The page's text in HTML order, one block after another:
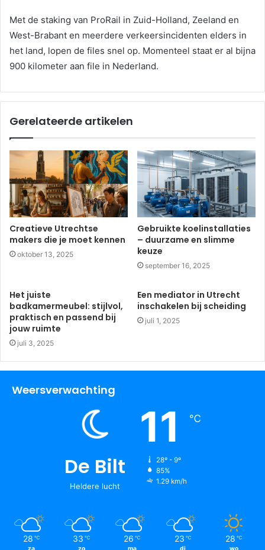
Met de staking van ProRail in Zuid-Holland, Zeeland en
West-Brabant en meerdere verkeersincidenten elders in
het land, lopen de files snel op. Momenteel staat er al bijna
900 kilometer aan file in Nederland.
Gerelateerde artikelen
Creatieve Utrechtse
makers die je moet kennen
oktober 13, 2025
Gebruikte koelinstallaties
– duurzame en slimme
keuze
september 16, 2025
Het juiste
badkamermeubel: stijlvol,
praktisch en passend bij
jouw ruimte
juli 3, 2025
Een mediator in Utrecht
inschakelen bij scheiding
juli 1, 2025
Weersverwachting
De Bilt
Heldere lucht
11 ℃
28º - 9º
85%
1.29 km/h
28 ℃
za
33 ℃
zo
26 ℃
ma
23 ℃
di
28 ℃
wo